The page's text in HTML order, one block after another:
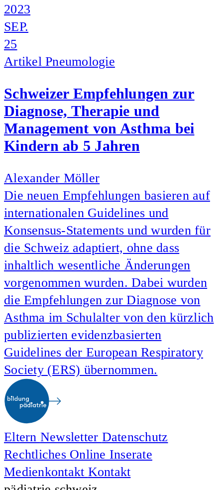
2023
SEP.
25
Artikel Pneumologie
Schweizer Empfehlungen zur
Diagnose, Therapie und
Management von Asthma bei
Kindern ab 5 Jahren
Alexander Möller
Die neuen Empfehlungen basieren auf
internationalen Guidelines und
Konsensus-Statements und wurden für
die Schweiz adaptiert, ohne dass
inhaltlich wesentliche Änderungen
vorgenommen wurden. Dabei wurden
die Empfehlungen zur Diagnose von
Asthma im Schulalter von den kürzlich
publizierten evidenzbasierten
Guidelines der European Respiratory
Society (ERS) übernommen.
Eltern Newsletter Datenschutz
Rechtliches Online Inserate
Medienkontakt Kontakt